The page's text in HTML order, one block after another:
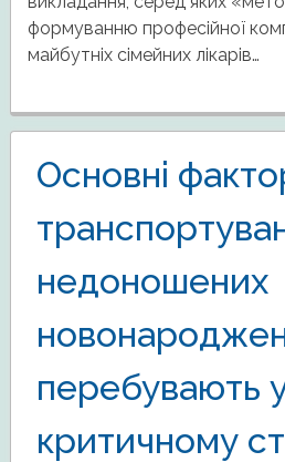
формуванню професійної
майбутніх сімейних лікарів…
Основні
недоношених
перебувають
критичному